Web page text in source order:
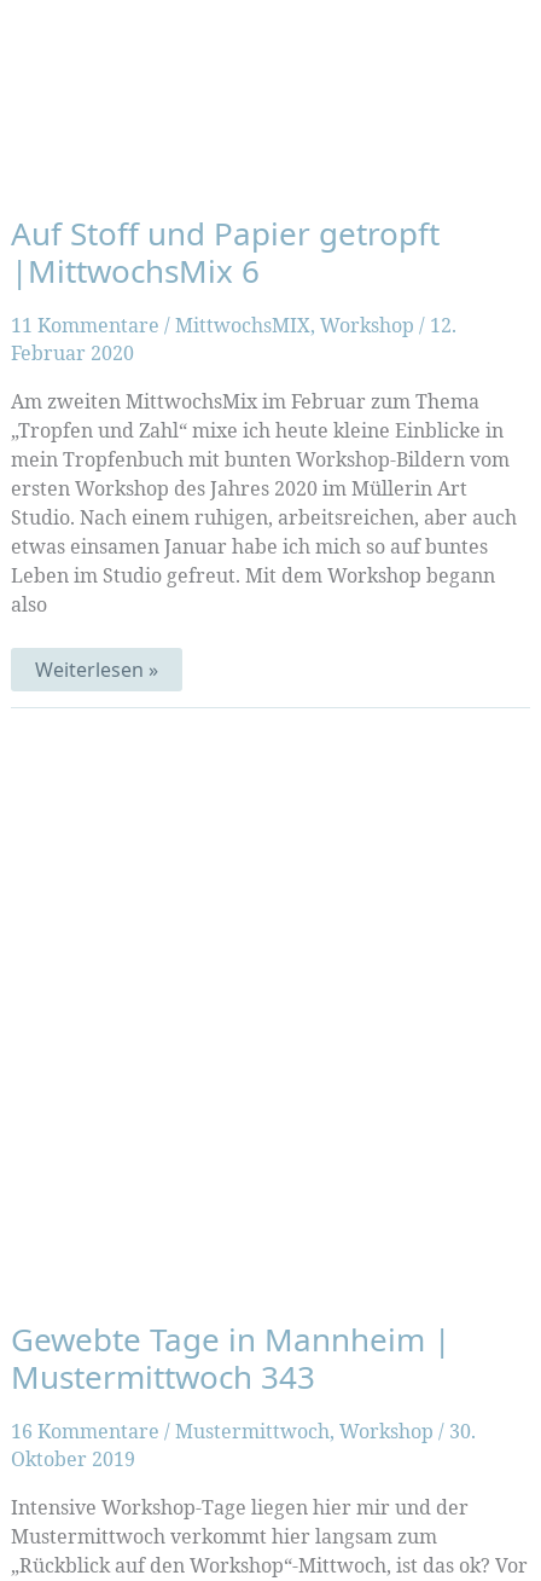
Auf Stoff und Papier getropft
|MittwochsMix 6
11 Kommentare /MittwochsMIX, Workshop / 12.
Februar 2020
Am zweiten MittwochsMix im Februar zum Thema
„Tropfen und Zahl“ mixe ich heute kleine Einblicke in
mein Tropfenbuch mit bunten Workshop-Bildern vom
ersten Workshop des Jahres 2020 im Müllerin Art
Studio. Nach einem ruhigen, arbeitsreichen, aber auch
etwas einsamen Januar habe ich mich so auf buntes
Leben im Studio gefreut. Mit dem Workshop begann
also
Auf
Stoff
und
Weiterlesen »
Gewebte Tage in Mannheim |
Mustermittwoch 343
16 Kommentare /Mustermittwoch, Workshop / 30.
Oktober 2019
Intensive Workshop-Tage liegen hier mir und der
Mustermittwoch verkommt hier langsam zum
„Rückblick auf den Workshop“-Mittwoch, ist das ok? Vor